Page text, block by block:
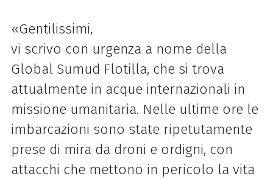
«Gentilissimi,
vi scrivo con urgenza a nome della
Global Sumud Flotilla, che si trova
attualmente in acque internazionali in
missione umanitaria. Nelle ultime ore le
imbarcazioni sono state ripetutamente
prese di mira da droni e ordigni, con
attacchi che mettono in pericolo la vita